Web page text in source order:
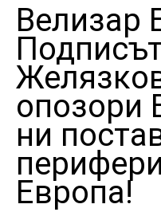
Велизар
опозори
ни
Европа!